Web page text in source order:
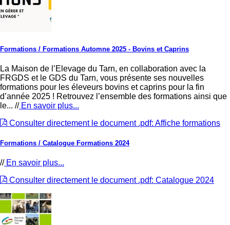
Formations / Formations Automne 2025 - Bovins et Caprins
La Maison de l’Elevage du Tarn, en collaboration avec la
FRGDS et le GDS du Tarn, vous présente ses nouvelles
formations pour les éleveurs bovins et caprins pour la fin
d’année 2025 ! Retrouvez l’ensemble des formations ainsi que
le... //En savoir plus...
Consulter directement le document .pdf: Affiche formations
Formations / Catalogue Formations 2024
//En savoir plus...
Consulter directement le document .pdf: Catalogue 2024